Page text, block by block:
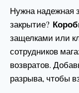
Нужна надежная
закрытие?
защелками или
сотрудников
возвратов.
разрыва, чтобы